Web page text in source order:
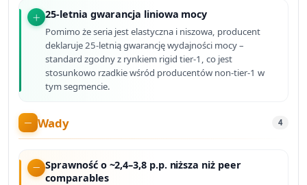
25-letnia gwarancja liniowa mocy
Pomimo że seria jest elastyczna i niszowa, producent
deklaruje 25-letnią gwarancję wydajności mocy –
standard zgodny z rynkiem rigid tier-1, co jest
stosunkowo rzadkie wśród producentów non-tier-1 w
tym segmencie.
Wady 4
Sprawność o ~2,4–3,8 p.p. niższa niż peer
comparables